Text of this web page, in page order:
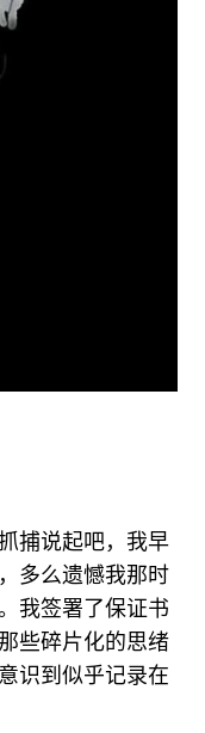
捕说起吧，我早
多么遗憾我那时
我签署了保证书
些碎片化的思绪
识到似乎记录在